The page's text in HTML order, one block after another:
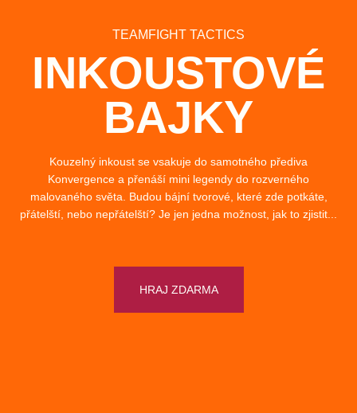
TEAMFIGHT TACTICS
INKOUSTOVÉ
BAJKY
Kouzelný inkoust se vsakuje do samotného přediva
Konvergence a přenáší mini legendy do rozverného
malovaného světa. Budou bájní tvorové, které zde potkáte,
přátelští, nebo nepřátelští? Je jen jedna možnost, jak to zjistit...
HRAJ ZDARMA